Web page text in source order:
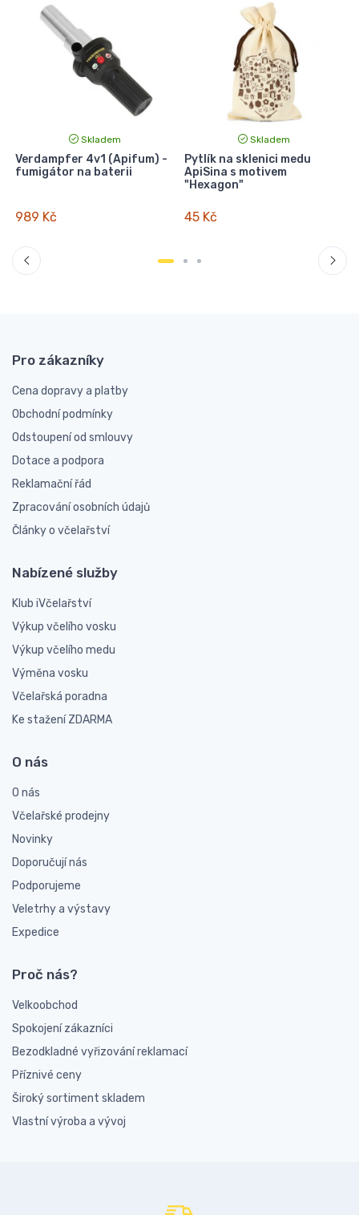
Skladem
Verdampfer 4v1 (Apifum) -
fumigátor na baterii
989 Kč
Skladem
Pytlík na sklenici medu
ApiSina s motivem
"Hexagon"
45 Kč
Pro zákazníky
Cena dopravy a platby
Obchodní podmínky
Odstoupení od smlouvy
Dotace a podpora
Reklamační řád
Zpracování osobních údajů
Články o včelařství
Nabízené služby
Klub iVčelařství
Výkup včelího vosku
Výkup včelího medu
Výměna vosku
Včelařská poradna
Ke stažení ZDARMA
O nás
O nás
Včelařské prodejny
Novinky
Doporučují nás
Podporujeme
Veletrhy a výstavy
Expedice
Proč nás?
Velkoobchod
Spokojení zákazníci
Bezodkladné vyřizování reklamací
Příznivé ceny
Široký sortiment skladem
Vlastní výroba a vývoj